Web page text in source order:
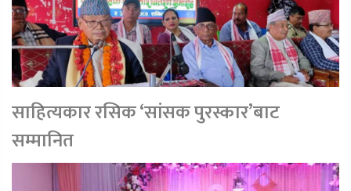
साहित्यकार रसिक ‘सांसक पुरस्कार’बाट
सम्मानित